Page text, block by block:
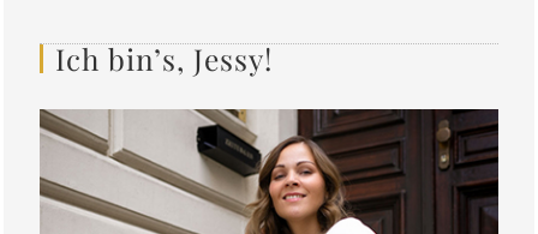
Ich bin’s, Jessy!